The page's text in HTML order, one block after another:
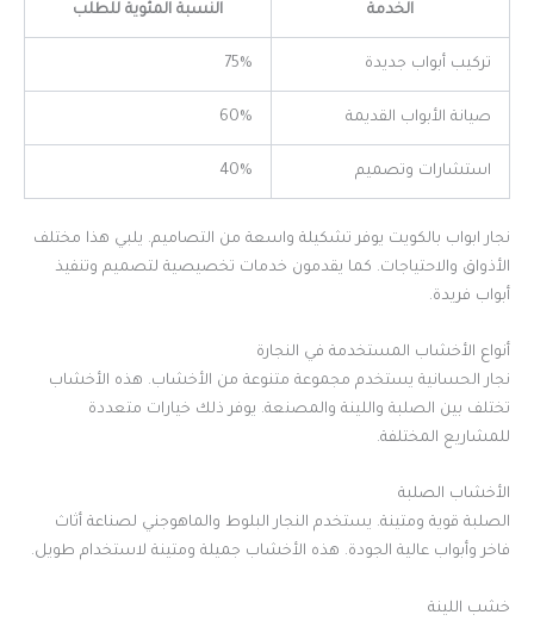
الخدمة النسبة المئوية للطلب
تركيب أبواب جديدة 75%
صيانة الأبواب القديمة 60%
استشارات وتصميم 40%
نجار ابواب بالكويت يوفر تشكيلة واسعة من التصاميم. يلبي هذا مختلف
الأذواق والاحتياجات. كما يقدمون خدمات تخصيصية لتصميم وتنفيذ
أبواب فريدة.
أنواع الأخشاب المستخدمة في النجارة
نجار الحسانية يستخدم مجموعة متنوعة من الأخشاب. هذه الأخشاب
تختلف بين الصلبة واللينة والمصنعة. يوفر ذلك خيارات متعددة
للمشاريع المختلفة.
الأخشاب الصلبة
الصلبة قوية ومتينة. يستخدم النجار البلوط والماهوجني لصناعة أثاث
فاخر وأبواب عالية الجودة. هذه الأخشاب جميلة ومتينة لاستخدام طويل.
خشب اللينة